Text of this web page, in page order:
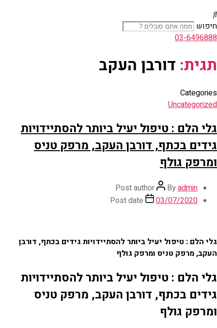
חיפוש
03-6496888
תגית: דורבן העקב
Categories
Uncategorized
גלי הלם : טיפול יעיל ביותר להסתיידויות
גידים בכתף, דורבן העקב, מרפק טניס
ומרפק גולף
Post author Byadmin
Post date
03/07/2020
גלי הלם : טיפול יעיל ביותר להסתיידויות גידים בכתף, דורבן
העקב, מרפק טניס ומרפק גולף
גלי הלם : טיפול יעיל ביותר להסתיידויות
גידים בכתף, דורבן העקב, מרפק טניס
ומרפק גולף